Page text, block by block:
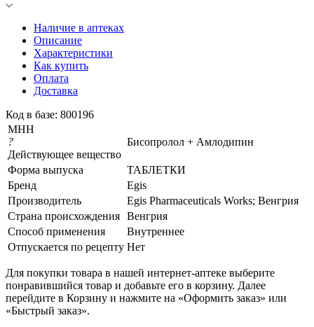
Наличие в аптеках
Описание
Характеристики
Как купить
Оплата
Доставка
Код в базе: 800196
МНН
?
Действующее вещество
Бисопролол + Амлодипин
Форма выпуска
ТАБЛЕТКИ
Бренд
Egis
Производитель
Egis Pharmaceuticals Works; Венгрия
Страна происхождения Венгрия
Способ применения
Внутреннее
Отпускается по рецепту Нет
Для покупки товара в нашей интернет-аптеке выберите
понравившийся товар и добавьте его в корзину. Далее
перейдите в Корзину и нажмите на «Оформить заказ» или
«Быстрый заказ».